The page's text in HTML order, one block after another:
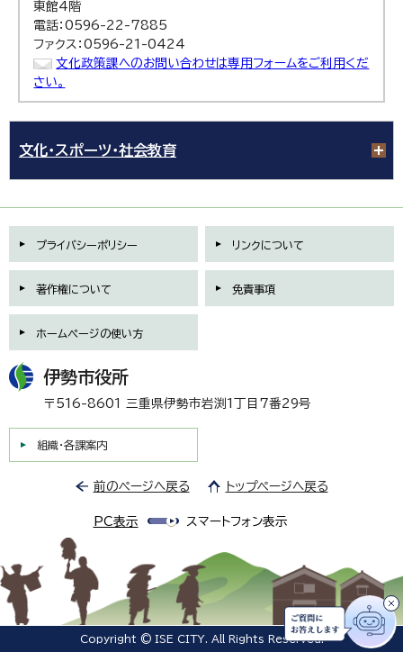
東館4階
電話：0596-22-7885
ファクス：0596-21-0424
文化政策課へのお問い合わせは専用フォームをご利用くだ
さい。
文化・スポーツ・社会教育
プライバシーポリシー リンクについて
著作権について 免責事項
ホームページの使い方
伊勢市役所
〒516-8601 三重県伊勢市岩渕1丁目7番29号
組織・各課案内
前のページへ戻る トップページへ戻る
PC表示 スマートフォン表示
Copyright © ISE CITY. All Rights Reserved.